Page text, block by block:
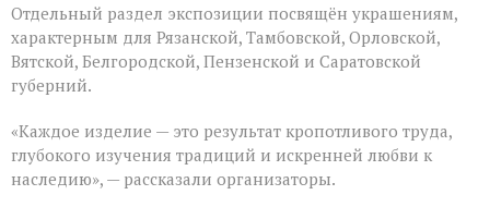
Отдельный раздел экспозиции посвящён украшениям,
характерным для Рязанской, Тамбовской, Орловской,
Вятской, Белгородской, Пензенской и Саратовской
губерний.
«Каждое изделие — это результат кропотливого труда,
глубокого изучения традиций и искренней любви к
наследию», — рассказали организаторы.